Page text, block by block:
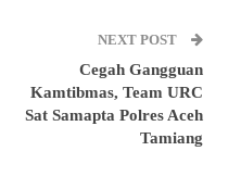
NEXT POST
Cegah Gangguan
Kamtibmas, Team URC
Sat Samapta Polres Aceh
Tamiang